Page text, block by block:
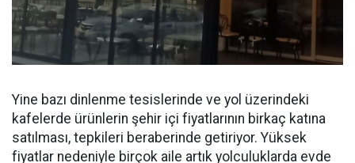
Yine bazı dinlenme tesislerinde ve yol üzerindeki
kafelerde ürünlerin şehir içi fiyatlarının birkaç katına
satılması, tepkileri beraberinde getiriyor. Yüksek
fiyatlar nedeniyle birçok aile artık yolculuklarda evde